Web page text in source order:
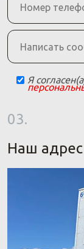
Я
03.
Наш адрес